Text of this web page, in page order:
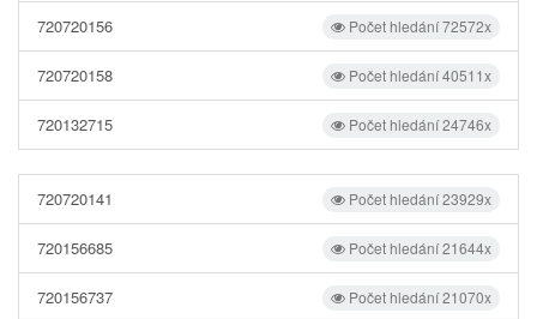
Počet hledání 72572x
720720156
Počet hledání 40511x
720720158
Počet hledání 24746x
720132715
Počet hledání 23929x
720720141
Počet hledání 21644x
720156685
Počet hledání 21070x
720156737